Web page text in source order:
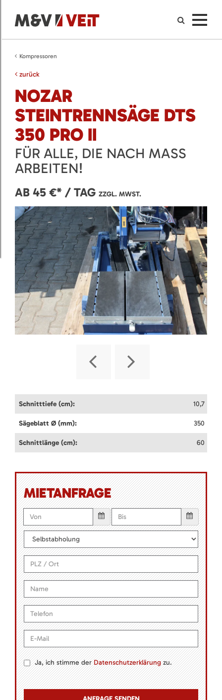
Kompressoren
zurück
NOZAR
STEINTRENNSÄGE DTS
350 PRO II
FÜR ALLE, DIE NACH MASS A
RBEITEN!
AB 45 €* / TAG ZZGL. MWST.
Schnitttiefe (cm): 10,7
Sägeblatt Ø (mm): 350
Schnittlänge (cm): 60
MIETANFRAGE
Ja, ich stimme derDatenschutzerklärungzu.